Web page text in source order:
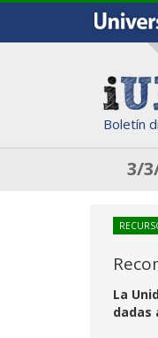
Boletín
3/
La
dadas